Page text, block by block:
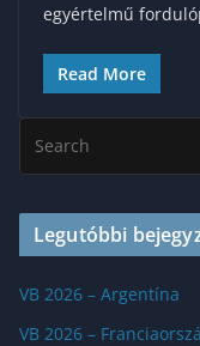
egyértelmű
Read More
Legutóbbi
VB 2026 – Argentína
VB 2026 –